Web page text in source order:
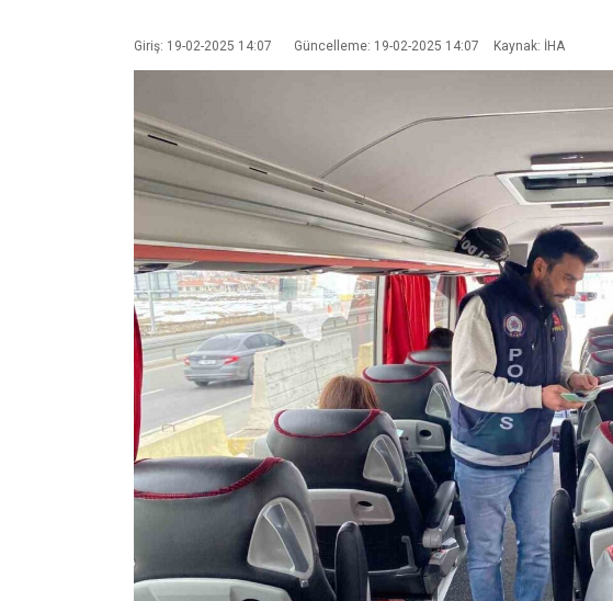
Giriş: 19-02-2025 14:07 Güncelleme: 19-02-2025 14:07 Kaynak: İHA